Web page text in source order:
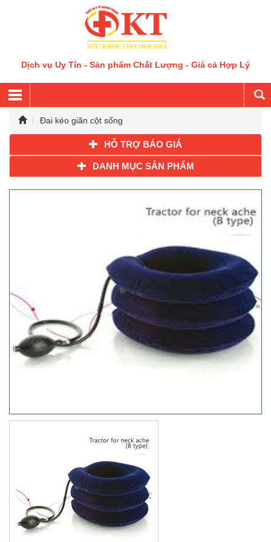
Dịch vụ Uy Tín - Sản phẩm Chất Lượng - Giá cả Hợp Lý
Đai kéo giãn cột sống
HỖ TRỢ BÁO GIÁ
DANH MỤC SẢN PHẨM